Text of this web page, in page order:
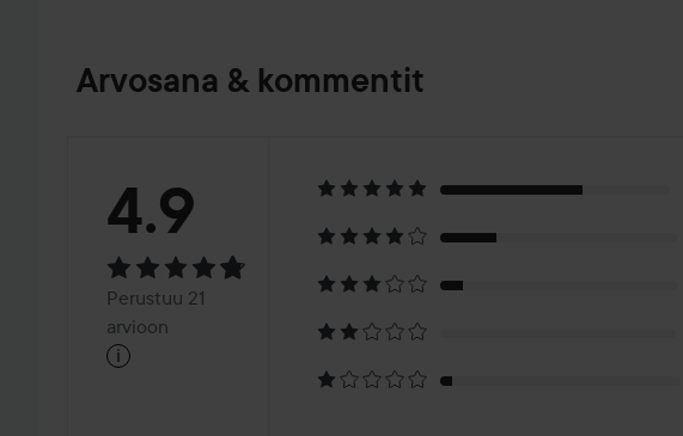
Arvosana & kommentit
Arvosana:
4.9Perustuu
21
4.9
Perustuu 21
arvioon
i